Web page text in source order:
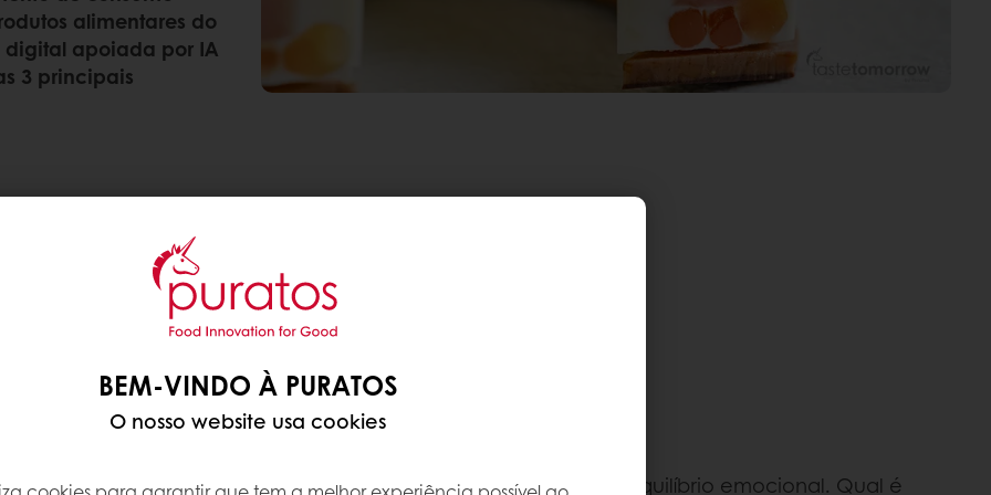
alimentares do
digital apoiada por IA
3 principais
cada vez mais moldadas pela procura do bem-estar e do equilíbrio emocional. Qual é
BEM-VINDO À PURATOS
O nosso website usa cookies